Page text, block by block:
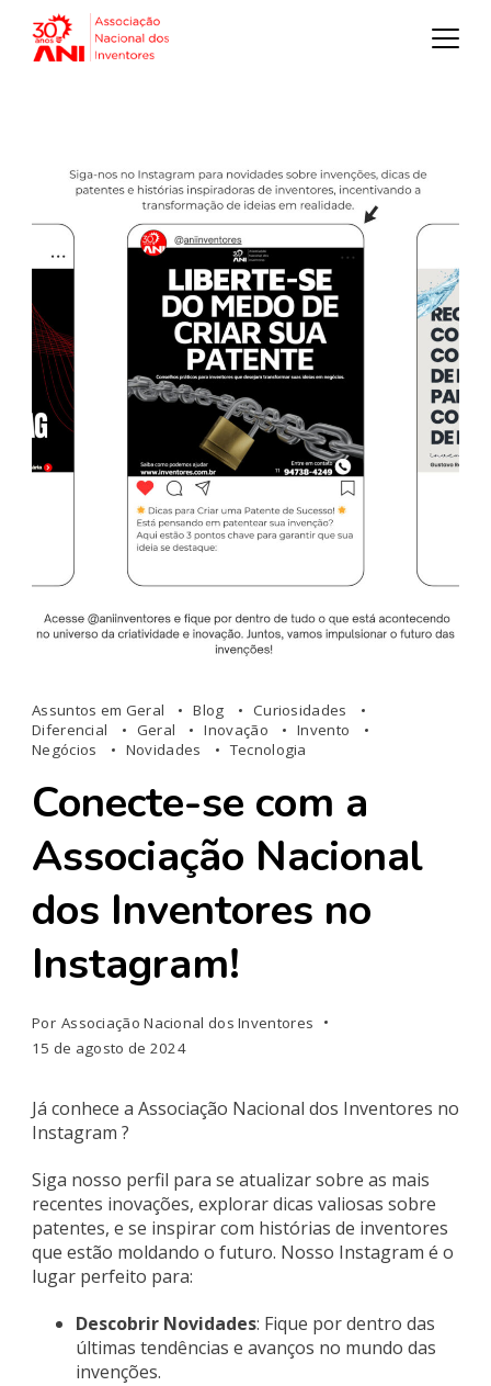
Assuntos em Geral Blog
Curiosidades
Diferencial
Geral Inovação
Invento
Negócios
Novidades Tecnologia
Conecte-se com a
Associação Nacional
dos Inventores no
Instagram!
Por Associação Nacional dos Inventores
15 de agosto de 2024
Já conhece a Associação Nacional dos Inventores no
Instagram ?
Siga nosso perfil para se atualizar sobre as mais
recentes inovações, explorar dicas valiosas sobre
patentes, e se inspirar com histórias de inventores
que estão moldando o futuro. Nosso Instagram é o
lugar perfeito para:
Descobrir Novidades: Fique por dentro das
últimas tendências e avanços no mundo das
invenções.